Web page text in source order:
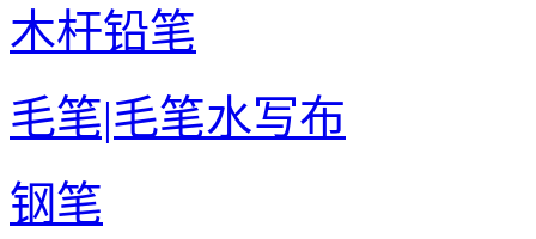
木杆铅笔
毛笔|毛笔水写布
钢笔